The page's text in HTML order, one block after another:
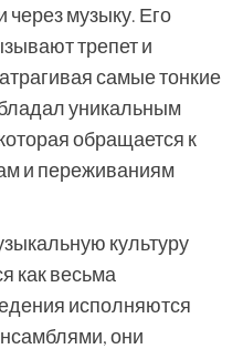
через музыку. Его
трепет и
самые тонкие
уникальным
обращается к
и переживаниям
культуру
как весьма
исполняются
они